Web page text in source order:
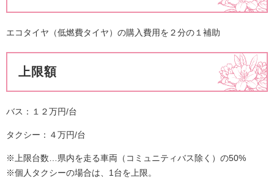
エコタイヤ（低燃費タイヤ）の購入費用を２分の１補助
上限額
バス：１２万円/台
タクシー：４万円/台
※上限台数…県内を走る車両（コミュニティバス除く）の50%
※個人タクシーの場合は、1台を上限。